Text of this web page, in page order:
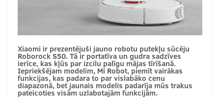
Xiaomi ir prezentējuši jauno robotu putekļu sūcēju
Roborock S50. Tā ir portatīva un gudra sadzīves
ierīce, kas kļūs par izcilu palīgu mājas tīrīšanā.
Iepriekšējam modelim, Mi Robot, piemīt vairākas
funkcijas, kas padara to par vislabāko cenu
diapazonā, bet jaunais modelis padarīja mūs trakus
pateicoties visām uzlabotajām funkcijām.